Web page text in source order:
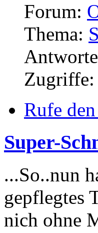
Forum:
Thema:
Zugriffe:
Rufe
Super-
...So..nun
gepflegtes
nich ohne